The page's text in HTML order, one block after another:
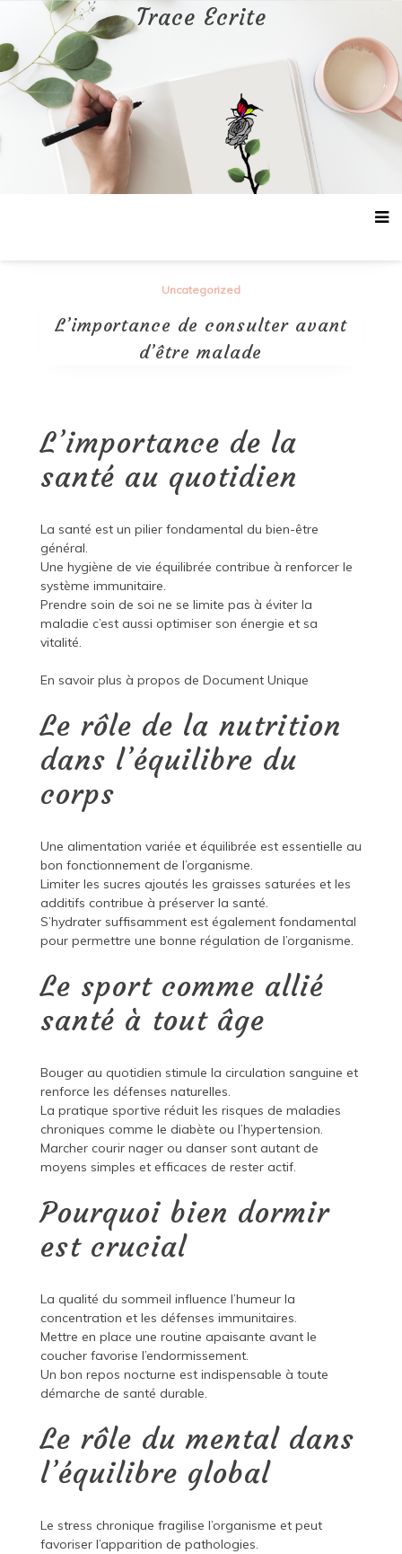
contenu
Trace Ecrite
Uncategorized
L’importance de consulter avant
d’être malade
L’importance de la
santé au quotidien
La santé est un pilier fondamental du bien-être
général.
Une hygiène de vie équilibrée contribue à renforcer le
système immunitaire.
Prendre soin de soi ne se limite pas à éviter la
maladie c’est aussi optimiser son énergie et sa
vitalité.
En savoir plus à propos de Document Unique
Le rôle de la nutrition
dans l’équilibre du
corps
Une alimentation variée et équilibrée est essentielle au
bon fonctionnement de l’organisme.
Limiter les sucres ajoutés les graisses saturées et les
additifs contribue à préserver la santé.
S’hydrater suffisamment est également fondamental
pour permettre une bonne régulation de l’organisme.
Le sport comme allié
santé à tout âge
Bouger au quotidien stimule la circulation sanguine et
renforce les défenses naturelles.
La pratique sportive réduit les risques de maladies
chroniques comme le diabète ou l’hypertension.
Marcher courir nager ou danser sont autant de
moyens simples et efficaces de rester actif.
Pourquoi bien dormir
est crucial
La qualité du sommeil influence l’humeur la
concentration et les défenses immunitaires.
Mettre en place une routine apaisante avant le
coucher favorise l’endormissement.
Un bon repos nocturne est indispensable à toute
démarche de santé durable.
Le rôle du mental dans
l’équilibre global
Le stress chronique fragilise l’organisme et peut
favoriser l’apparition de pathologies.